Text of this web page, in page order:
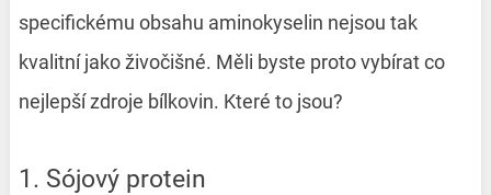
specifickému obsahu aminokyselin nejsou tak
kvalitní jako živočišné. Měli byste proto vybírat co
nejlepší zdroje bílkovin. Které to jsou?
1. Sójový protein